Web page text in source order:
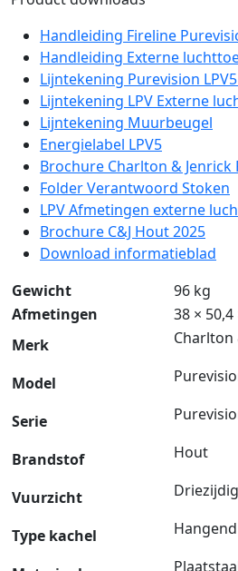
Handleiding Fireline
Handleiding Externe
Lijntekening Purevision
Lijntekening LPV Externe
Lijntekening Muurbeugel
Energielabel LPV5
Brochure Charlton & Jenrick
Folder Verantwoord Stoken
LPV Afmetingen externe
Brochure C&J Hout 2025
Download informatieblad
Gewicht
96 kg
Afmetingen
38 ×
Merk
Charlton
Model
Serie
Brandstof Hout
Vuurzicht Driezijdig
Type kachel Hangend